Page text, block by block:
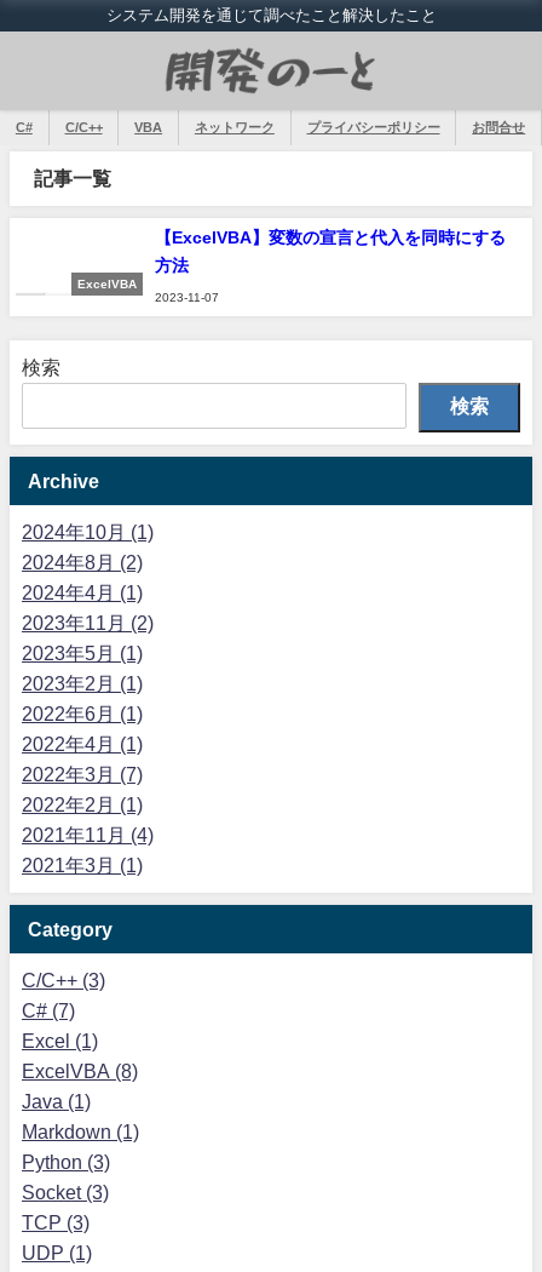
システム開発を通じて調べたこと解決したこと
C# C/C++ VBA ネットワーク プライバシーポリシー お問合せ
記事一覧
ExcelVBA
【ExcelVBA】変数の宣言と代入を同時にする
方法
2023-11-07
検索
検索
Archive
2024年10月 (1)
2024年8月 (2)
2024年4月 (1)
2023年11月 (2)
2023年5月 (1)
2023年2月 (1)
2022年6月 (1)
2022年4月 (1)
2022年3月 (7)
2022年2月 (1)
2021年11月 (4)
2021年3月 (1)
Category
C/C++ (3)
C# (7)
Excel (1)
ExcelVBA (8)
Java (1)
Markdown (1)
Python (3)
Socket (3)
TCP (3)
UDP (1)